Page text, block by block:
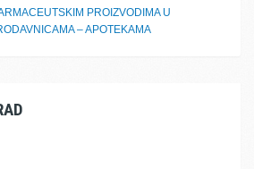
PROIZVODIMA U
– APOTEKAMA